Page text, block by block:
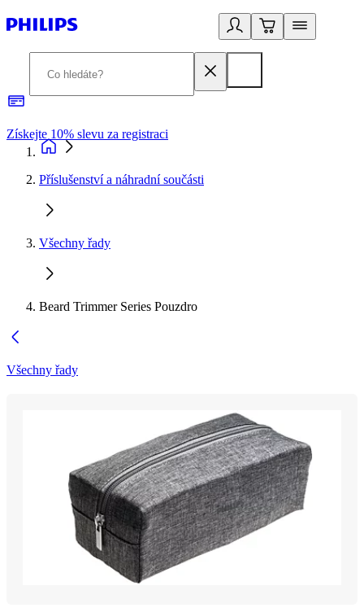
Získejte 10% slevu za registraci
Příslušenství a náhradní součásti
Všechny řady
Beard Trimmer Series Pouzdro
Všechny řady